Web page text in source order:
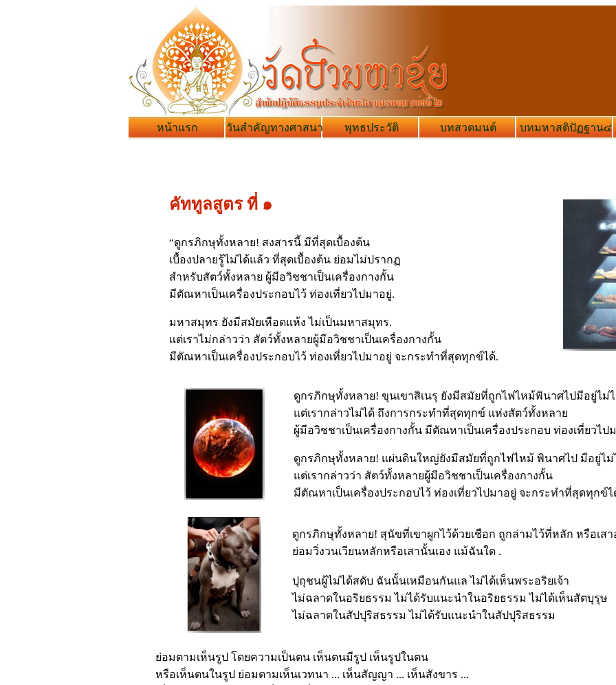
หน้าแรก วันสำคัญทางศาสนา พุทธประวัติ บทสวดมนต์ บทมหาสติปัฏฐาน๔
คัททูลสูตร ที่ ๑
“ดูกรภิกษุทั้งหลาย! สงสารนี้ มีที่สุดเบื้องต้น
เบื้องปลายรู้ไม่ได้แล้ว ที่สุดเบื้องต้น ย่อมไม่ปรากฏ
สำหรับสัตว์ทั้งหลาย ผู้มีอวิชชาเป็นเครื่องกางกั้น
มีตัณหาเป็นเครื่องประกอบไว้ ท่องเที่ยวไปมาอยู่.
มหาสมุทร ยังมีสมัยเหือดแห้ง ไม่เป็นมหาสมุทร.
แต่เราไม่กล่าวว่า สัตว์ทั้งหลายผู้มีอวิชชาเป็นเครื่องกางกั้น
มีตัณหาเป็นเครื่องประกอบไว้ ท่องเที่ยวไปมาอยู่ จะกระทำที่สุดทุกข์ได้.
ดูกรภิกษุทั้งหลาย! ขุนเขาสิเนรุ ยังมีสมัยที่ถูกไฟไหม้พินาศไปมีอยู่ไม่
แต่เรากล่าวไม่ได้ ถึงการกระทำที่สุดทุกข์ แห่งสัตว์ทั้งหลาย
ผู้มีอวิชชาเป็นเครื่องกางกั้น มีตัณหาเป็นเครื่องประกอบ ท่องเที่ยวไป
ดูกรภิกษุทั้งหลาย! แผ่นดินใหญ่ยังมีสมัยที่ถูกไฟไหม้ พินาศไป มีอยู่ไม่
แต่เรากล่าวว่า สัตว์ทั้งหลายผู้มีอวิชชาเป็นเครื่องกางกั้น
มีตัณหาเป็นเครื่องประกอบไว้ ท่องเที่ยวไปมาอยู่ จะกระทำที่สุดทุกข์ไ
ดูกรภิกษุทั้งหลาย! สุนัขที่เขาผูกไว้ด้วยเชือก ถูกล่ามไว้ที่หลัก หรือเส
ย่อมวิ่งวนเวียนหลักหรือเสานั้นเอง แม้ฉันใด .
ปุถุชนผู้ไม่ได้สดับ ฉันนั้นเหมือนกันแล ไม่ได้เห็นพระอริยเจ้า
ไม่ฉลาดในอริยธรรม ไม่ได้รับแนะนำในอริยธรรม ไม่ได้เห็นสัตบุรุษ
ไม่ฉลาดในสัปปุริสธรรม ไม่ได้รับแนะนำในสัปปุริสธรรม
ย่อมตามเห็นรูป โดยความเป็นตน เห็นตนมีรูป เห็นรูปในตน
หรือเห็นตนในรูป ย่อมตามเห็นเวทนา ... เห็นสัญญา ... เห็นสังขาร ...